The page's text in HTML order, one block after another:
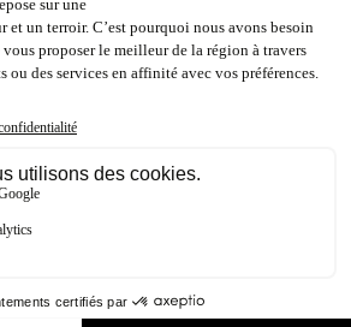
/ PRESSE
conforme (87%)